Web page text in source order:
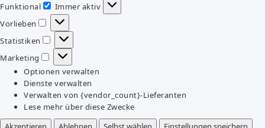
Funktional
Funktional
Immer aktiv
Vorlieben
Vorlieben
Statistiken
Statistiken
Marketing
Marketing
Optionen verwalten
Dienste verwalten
Verwalten von {vendor_count}-Lieferanten
Lese mehr über diese Zwecke